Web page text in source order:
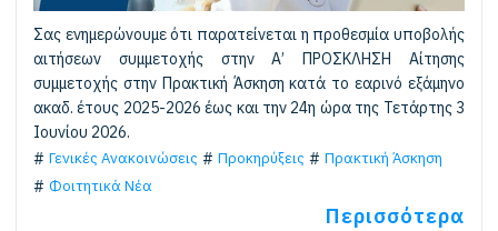
Σας ενημερώνουμε ότι παρατείνεται η προθεσμία υποβολής
αιτήσεων συμμετοχής στην Α’ ΠΡΟΣΚΛΗΣΗ Αίτησης
συμμετοχής στην Πρακτική Άσκηση κατά το εαρινό εξάμηνο
ακαδ. έτους 2025-2026 έως και την 24η ώρα της Τετάρτης 3
Ιουνίου 2026.
Γενικές Ανακοινώσεις
Προκηρύξεις
Πρακτική Άσκηση
Φοιτητικά Νέα
Περισσότερα